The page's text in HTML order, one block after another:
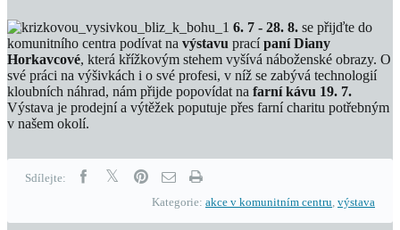
6. 7 - 28. 8. se přijďte do
komunitního centra podívat na výstavu pracípaní Diany
Horkavcové, která křížkovým stehem vyšívá náboženské obrazy. O
své práci na výšivkách i o své profesi, v níž se zabývá technologií
kloubních náhrad, nám přijde popovídat na farní kávu 19. 7.
Výstava je prodejní a výtěžek poputuje přes farní charitu potřebným
v našem okolí.
Sdílejte:
Kategorie: akce v komunitním centru, výstava